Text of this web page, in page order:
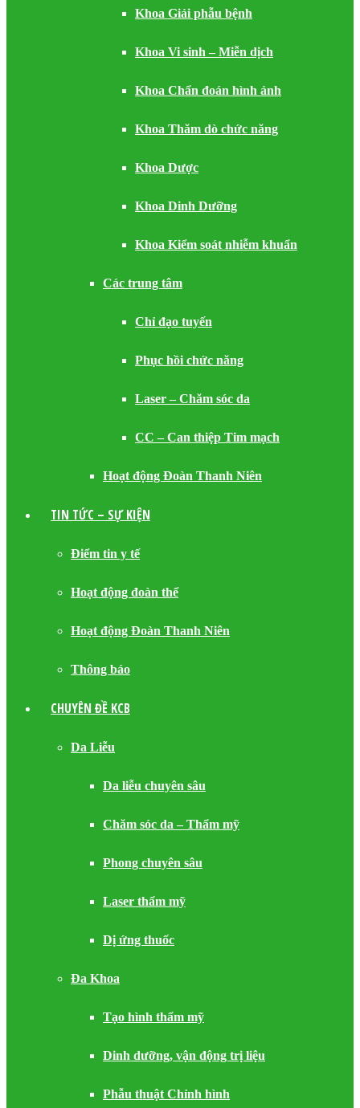
Khoa Giải phẫu bệnh
Khoa Vi sinh – Miễn dịch
Khoa Chẩn đoán hình ảnh
Khoa Thăm dò chức năng
Khoa Dược
Khoa Dinh Dưỡng
Khoa Kiểm soát nhiễm khuẩn
Các trung tâm
Chỉ đạo tuyến
Phục hồi chức năng
Laser – Chăm sóc da
CC – Can thiệp Tim mạch
Hoạt động Đoàn Thanh Niên
TIN TỨC – SỰ KIỆN
Điểm tin y tế
Hoạt động đoàn thể
Hoạt động Đoàn Thanh Niên
Thông báo
CHUYÊN ĐỀ KCB
Da Liễu
Da liễu chuyên sâu
Chăm sóc da – Thẩm mỹ
Phong chuyên sâu
Laser thẩm mỹ
Dị ứng thuốc
Đa Khoa
Tạo hình thẩm mỹ
Dinh dưỡng, vận động trị liệu
Phẫu thuật Chỉnh hình